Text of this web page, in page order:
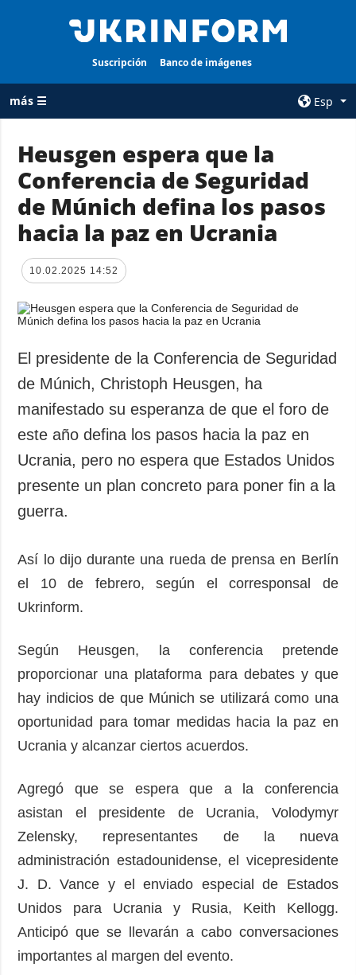
Suscripción Banco de imágenes
más ☰
Esp
TODAS LAS
CATEGORÍAS
Guerra
Reconstrucción
de Ucrania
Política
Economía
Sociedad y
Cultura
Deportes
Crimen
Desastres y
AGENCIA
sobre la agencia
contacto
Política de
protección de
ADICIONAL
Publicaciones
Entrevistas
Fotos
Releases
Banco de
imágenes
Heusgen espera que la
Conferencia de Seguridad
de Múnich defina los pasos
hacia la paz en Ucrania
10.02.2025 14:52
El presidente de la Conferencia de Seguridad
de Múnich, Christoph Heusgen, ha
manifestado su esperanza de que el foro de
este año defina los pasos hacia la paz en
Ucrania, pero no espera que Estados Unidos
presente un plan concreto para poner fin a la
guerra.
Así lo dijo durante una rueda de prensa en Berlín
el 10 de febrero, según el corresponsal de
Ukrinform.
Según Heusgen, la conferencia pretende
proporcionar una plataforma para debates y que
hay indicios de que Múnich se utilizará como una
oportunidad para tomar medidas hacia la paz en
Ucrania y alcanzar ciertos acuerdos.
Agregó que se espera que a la conferencia
asistan el presidente de Ucrania, Volodymyr
Zelensky, representantes de la nueva
administración estadounidense, el vicepresidente
J. D. Vance y el enviado especial de Estados
Unidos para Ucrania y Rusia, Keith Kellogg.
Anticipó que se llevarán a cabo conversaciones
importantes al margen del evento.